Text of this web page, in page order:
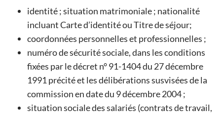
identité ; situation matrimoniale ; nationalité
incluant Carte d’identité ou Titre de séjour;
coordonnées personnelles et professionnelles ;
numéro de sécurité sociale, dans les conditions
fixées par le décret n° 91-1404 du 27 décembre
1991 précité et les délibérations susvisées de la
commission en date du 9 décembre 2004 ;
situation sociale des salariés (contrats de travail,